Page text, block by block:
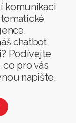
komunikaci
chatbot
Podívejte
co pro vás
napište.